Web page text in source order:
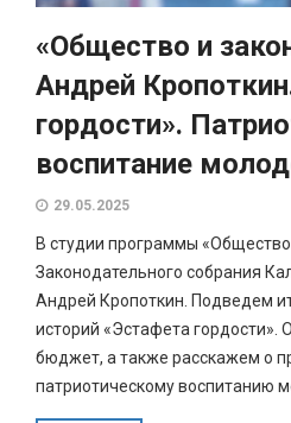
«Общество и
Андрей
гордости».
воспитание
29.05.2025
В студии программы
Законодательного собрания
Андрей Кропоткин. Подведем
историй «Эстафета гордости».
бюджет, а также расскажем о
патриотическому воспитанию